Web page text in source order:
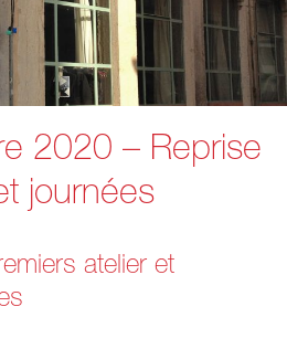
2020 – Reprise
journées
atelier et